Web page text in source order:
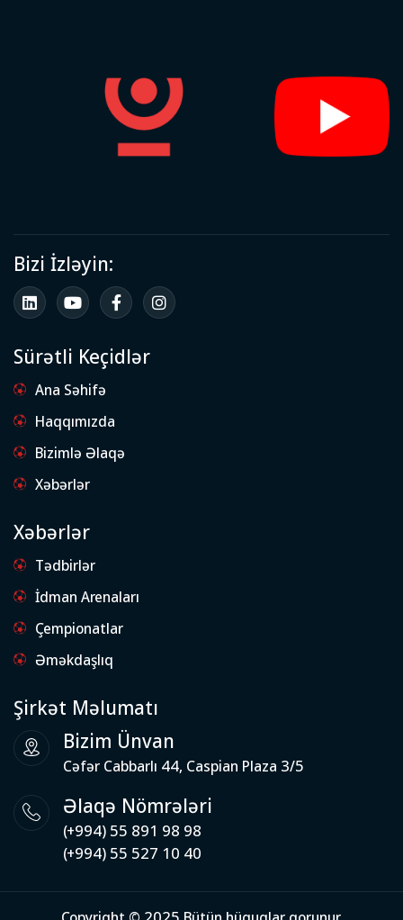
Bizi İzləyin:
Sürətli Keçidlər
Ana Səhifə
Haqqımızda
Bizimlə Əlaqə
Xəbərlər
Xəbərlər
Tədbirlər
İdman Arenaları
Çempionatlar
Əməkdaşlıq
Şirkət Məlumatı
Bizim Ünvan
Cəfər Cabbarlı 44, Caspian Plaza 3/5
Əlaqə Nömrələri
(+994) 55 891 98 98
(+994) 55 527 10 40